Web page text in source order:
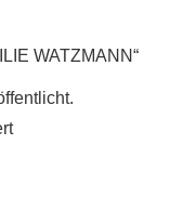
WATZMANN“